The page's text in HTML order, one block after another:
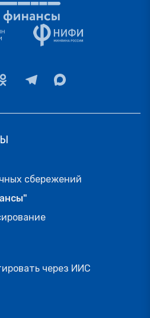
сбережений
через ИИС